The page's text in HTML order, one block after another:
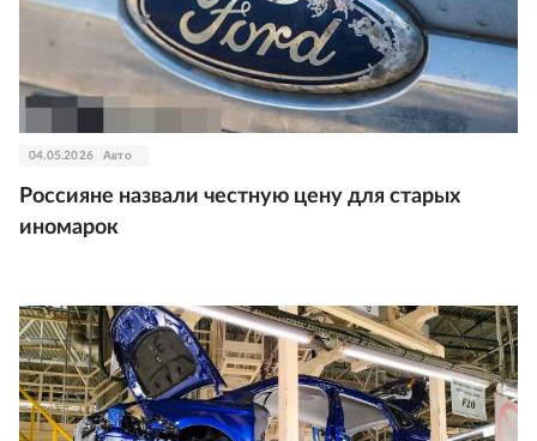
04.05.2026 Авто
Россияне назвали честную цену для старых
иномарок